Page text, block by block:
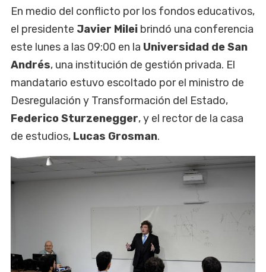
En medio del conflicto por los fondos educativos,
el presidente Javier Milei brindó una conferencia
este lunes a las 09:00 en la Universidad de San
Andrés, una institución de gestión privada. El
mandatario estuvo escoltado por el ministro de
Desregulación y Transformación del Estado,
Federico Sturzenegger, y el rector de la casa
de estudios, Lucas Grosman.